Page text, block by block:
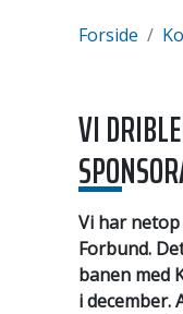
Forside
VI
Vi har
Forbund.
banen med
i